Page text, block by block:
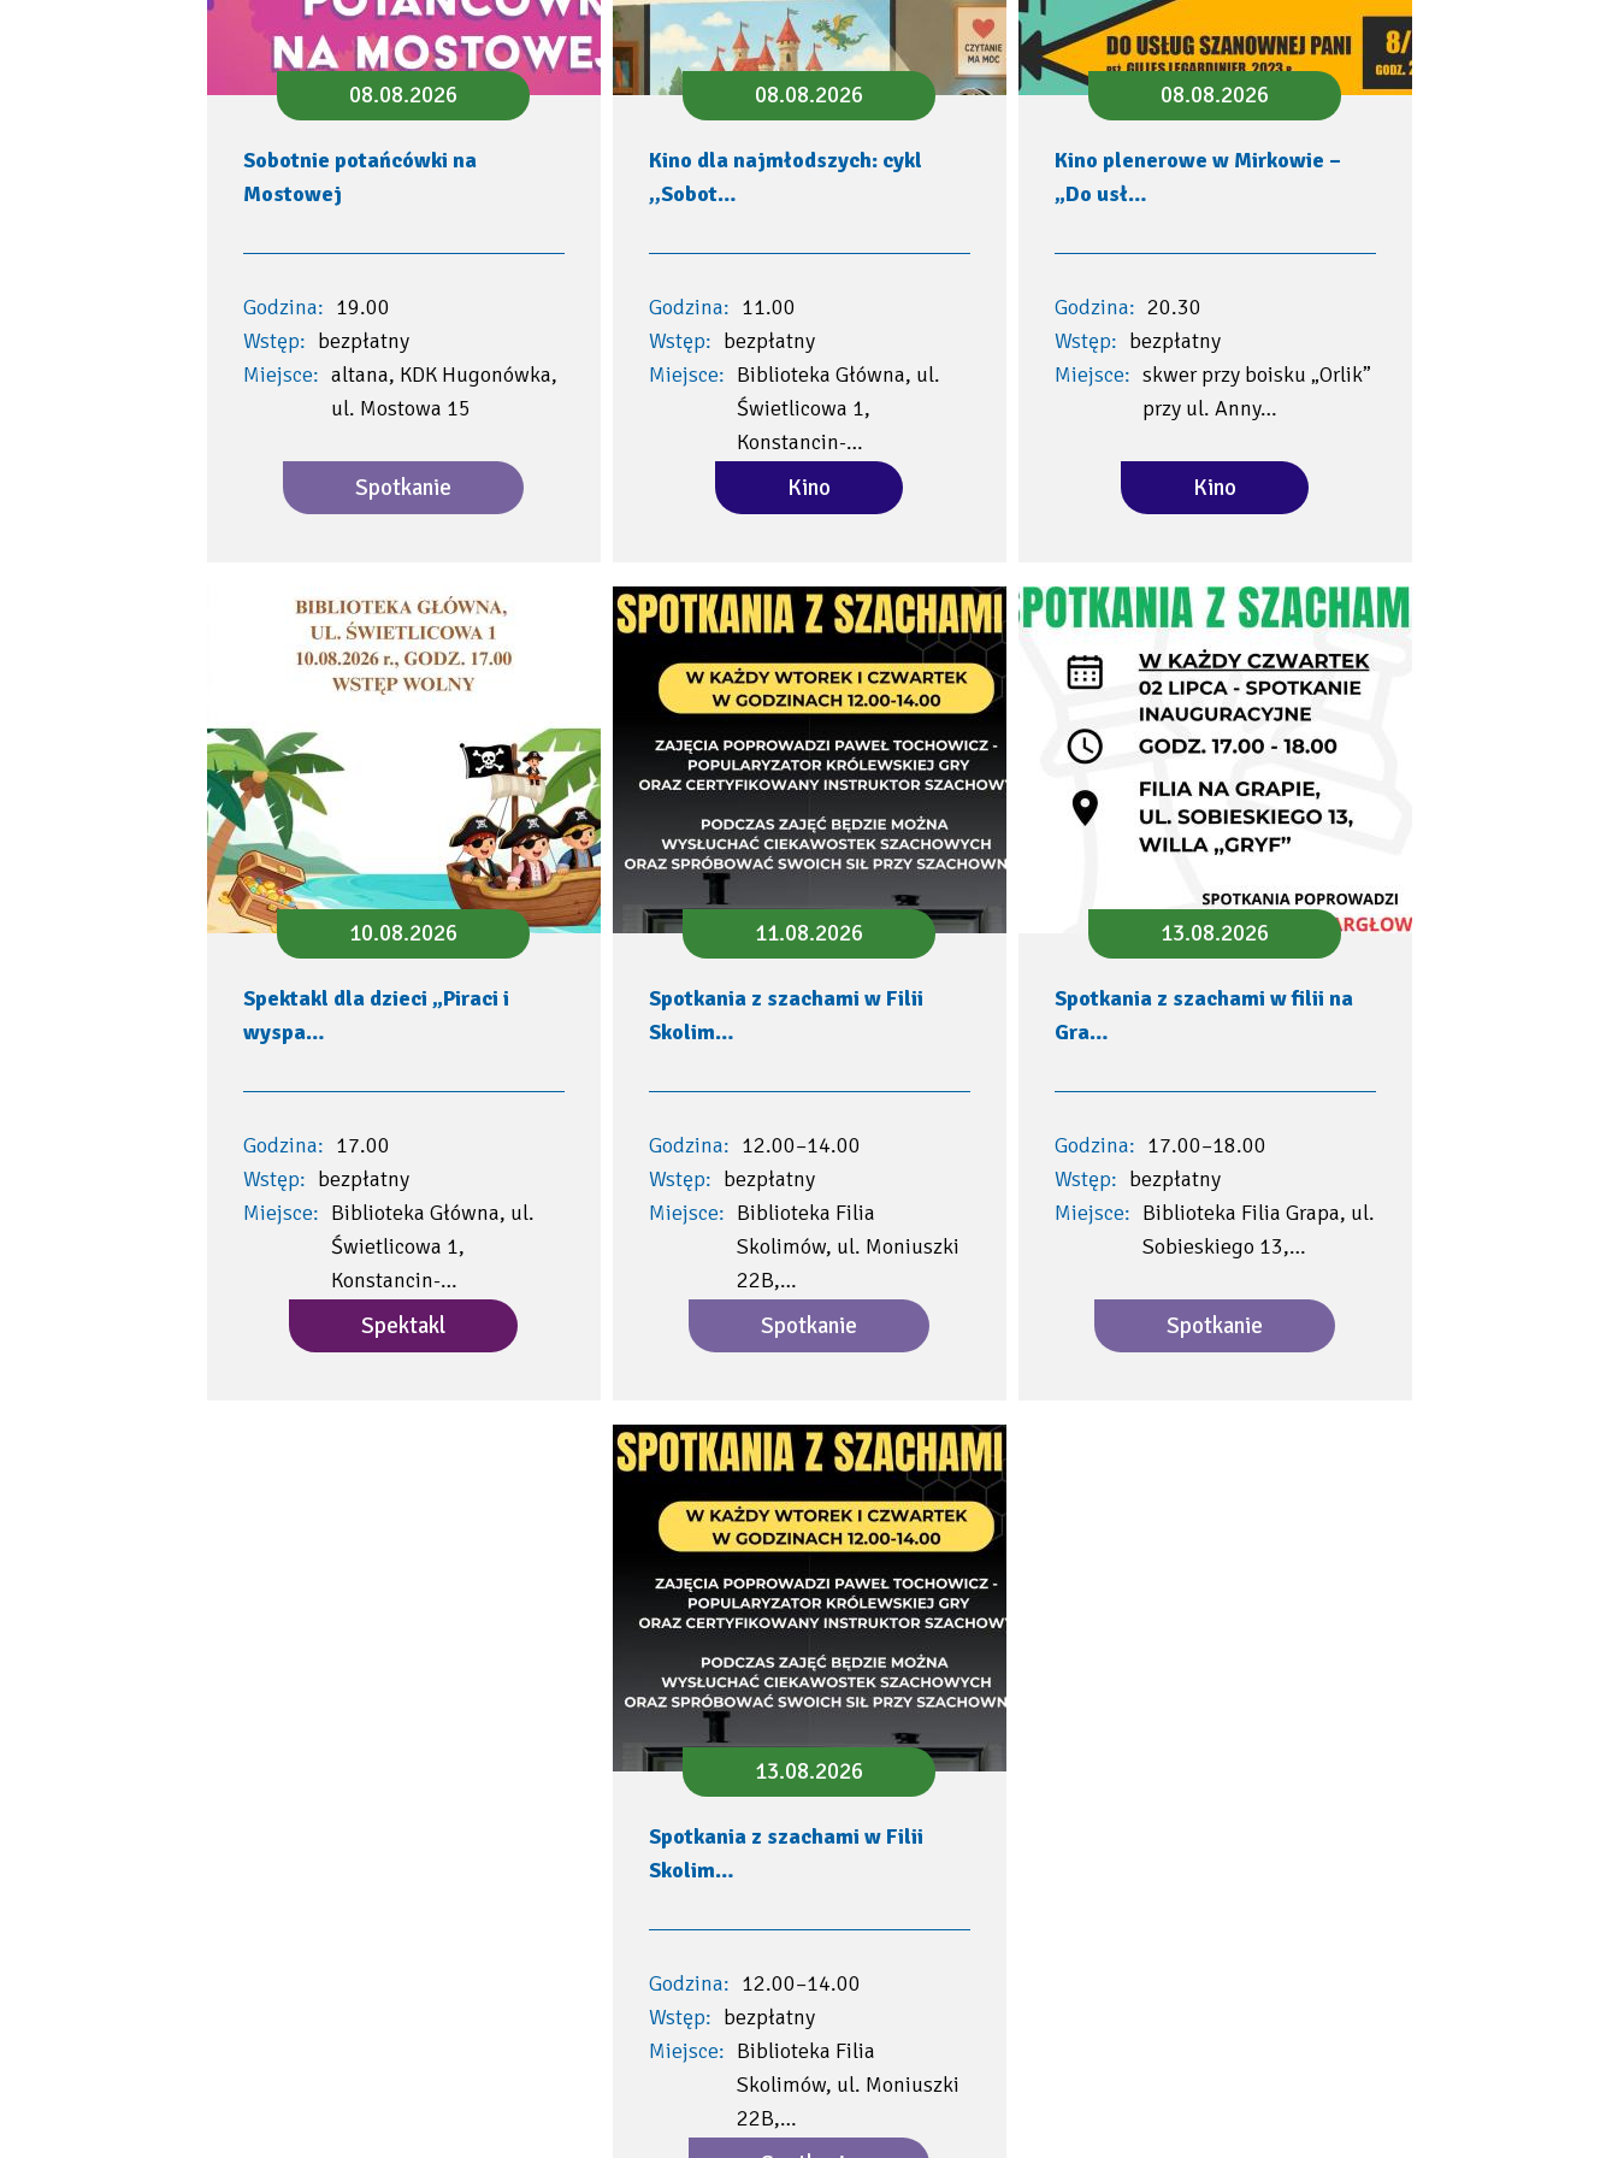
08.08.2026
Sobotnie potańcówki na
Mostowej
Godzina: 19.00
Wstęp: bezpłatny
Miejsce: altana, KDK Hugonówka,
ul. Mostowa 15
Spotkanie
08.08.2026
Kino dla najmłodszych: cykl
,,Sobot…
Godzina: 11.00
Wstęp: bezpłatny
Miejsce: Biblioteka Główna, ul.
Świetlicowa 1,
Konstancin-…
Kino
08.08.2026
Kino plenerowe w Mirkowie –
„Do usł…
Godzina: 20.30
Wstęp: bezpłatny
Miejsce: skwer przy boisku „Orlik”
przy ul. Anny…
Kino
10.08.2026
Spektakl dla dzieci „Piraci i
wyspa…
Godzina: 17.00
Wstęp: bezpłatny
Miejsce: Biblioteka Główna, ul.
Świetlicowa 1,
Konstancin-…
Spektakl
11.08.2026
Spotkania z szachami w Filii
Skolim…
Godzina: 12.00–14.00
Wstęp: bezpłatny
Miejsce: Biblioteka Filia
Skolimów, ul. Moniuszki
22B,…
Spotkanie
13.08.2026
Spotkania z szachami w filii na
Gra…
Godzina: 17.00–18.00
Wstęp: bezpłatny
Miejsce: Biblioteka Filia Grapa, ul.
Sobieskiego 13,…
Spotkanie
13.08.2026
Spotkania z szachami w Filii
Skolim…
Godzina: 12.00–14.00
Wstęp: bezpłatny
Miejsce: Biblioteka Filia
Skolimów, ul. Moniuszki
22B,…